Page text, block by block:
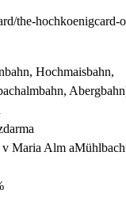
the-hochkoenigcard-
Hochmaisbahn,
v Maria Alm